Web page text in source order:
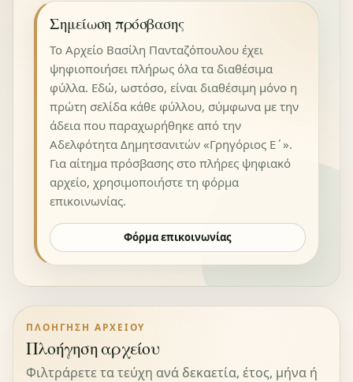
Σημείωση πρόσβασης
Το Αρχείο Βασίλη Πανταζόπουλου έχει
ψηφιοποιήσει πλήρως όλα τα διαθέσιμα
φύλλα. Εδώ, ωστόσο, είναι διαθέσιμη μόνο η
πρώτη σελίδα κάθε φύλλου, σύμφωνα με την
άδεια που παραχωρήθηκε από την
Αδελφότητα Δημητσανιτών «Γρηγόριος Ε΄».
Για αίτημα πρόσβασης στο πλήρες ψηφιακό
αρχείο, χρησιμοποιήστε τη φόρμα
επικοινωνίας.
Φόρμα επικοινωνίας
ΠΛΟΉΓΗΣΗ ΑΡΧΕΊΟΥ
Πλοήγηση αρχείου
Φιλτράρετε τα τεύχη ανά δεκαετία, έτος, μήνα ή